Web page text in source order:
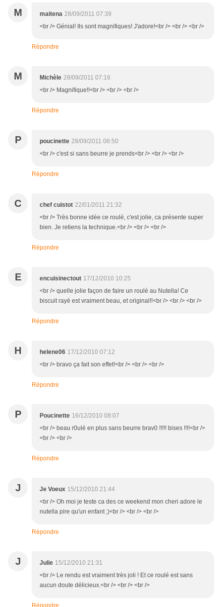
M maitena 28/09/2011 07:39
<br /> Génial! Ils sont magnifiques! J'adore!<br /> <br /> <br />
Répondre
M Michèle 28/09/2011 07:16
<br /> Magnifique!!<br /> <br /> <br />
Répondre
P poucinette 28/09/2011 06:50
<br /> c'est si sans beurre je prends<br /> <br /> <br />
Répondre
C chef cuistot 22/01/2011 21:32
<br /> Très bonne idée ce roulé, c'est jolie, ca présente super
bien. Je retiens la technique.<br /> <br /> <br />
Répondre
E encuisinectout 17/12/2010 10:25
<br /> quelle jolie façon de faire un roulé au Nutella! Ce
biscuit rayé est vraiment beau, et original!!<br /> <br /> <br />
Répondre
H helene06 17/12/2010 07:12
<br /> bravo ça fait son effet!<br /> <br /> <br />
Répondre
P Poucinette 16/12/2010 08:07
<br /> beau r0ulé en plus sans beurre brav0 !!!!! bises !!!!<br />
<br /> <br />
Répondre
J Je Voeux 15/12/2010 21:44
<br /> Oh moi je teste ca des ce weekend mon cheri adore le
nutella pire qu'un enfant ;)<br /> <br /> <br />
Répondre
J Julie 15/12/2010 21:31
<br /> Le rendu est vraiment très joli ! Et ce roulé est sans
aucun doute délicieux.<br /> <br /> <br />
Répondre